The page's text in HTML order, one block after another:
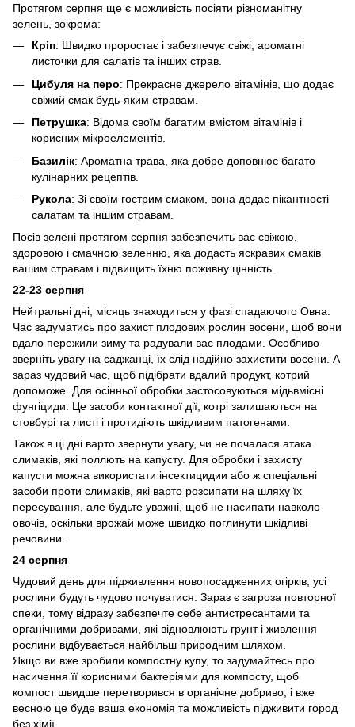
Протягом серпня ще є можливість посіяти різноманітну
зелень, зокрема:
Кріп: Швидко проростає і забезпечує свіжі, ароматні
листочки для салатів та інших страв.
Цибуля на перо: Прекрасне джерело вітамінів, що додає
свіжий смак будь-яким стравам.
Петрушка: Відома своїм багатим вмістом вітамінів і
корисних мікроелементів.
Базилік: Ароматна трава, яка добре доповнює багато
кулінарних рецептів.
Рукола: Зі своїм гострим смаком, вона додає пікантності
салатам та іншим стравам.
Посів зелені протягом серпня забезпечить вас свіжою,
здоровою і смачною зеленню, яка додасть яскравих смаків
вашим стравам і підвищить їхню поживну цінність.
22-23 серпня
Нейтральні дні, місяць знаходиться у фазі спадаючого Овна.
Час задуматись про захист плодових рослин восени, щоб вони
вдало пережили зиму та радували вас плодами. Особливо
зверніть увагу на саджанці, їх слід надійно захистити восени. А
зараз чудовий час, щоб підібрати вдалий продукт, котрий
допоможе. Для осінньої обробки застосовуються мідьвмісні
фунгіциди. Це засоби контактної дії, котрі залишаються на
стовбурі та листі і протидіють шкідливим патогенами.
Також в ці дні варто звернути увагу, чи не почалася атака
слимаків, які поллють на капусту. Для обробки і захисту
капусти можна використати інсектицидии або ж спеціальні
засоби проти слимаків, які варто розсипати на шляху їх
пересування, але будьте уважні, щоб не насипати навколо
овочів, оскільки врожай може швидко поглинути шкідливі
речовини.
24 серпня
Чудовий день для підживлення новопосадженних огірків, усі
рослини будуть чудово почуватися. Зараз є загроза повторної
спеки, тому відразу забезпечте себе антистресантами та
органічними добривами, які відновлюють грунт і живлення
рослини відбувається найбільш природним шляхом.
Якщо ви вже зробили компостну купу, то задумайтесь про
насичення її корисними бактеріями для компосту, щоб
компост швидше перетворився в органічне добриво, і вже
весною це буде ваша економія та можливість підживити город
без хімії.